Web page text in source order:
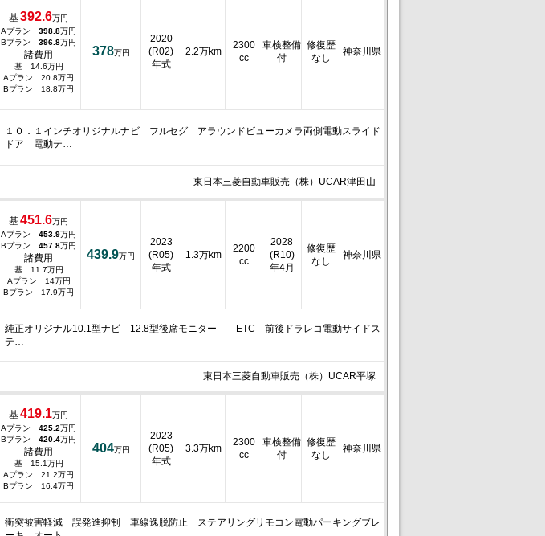
基392.6万円
Aプラン 398.8万円
Bプラン 396.8万円
諸費用
基 14.6万円
Aプラン 20.8万円
Bプラン 18.8万円
378万円
2020
(R02)
年式
2.2万km
2300
cc
車検整備
付
修復歴
なし
神奈川県
１０．１インチオリジナルナビ フルセグ アラウンドビューカメラ両側電動スライド
ドア 電動テ…
東日本三菱自動車販売（株）UCAR津田山
基451.6万円
Aプラン 453.9万円
Bプラン 457.8万円
諸費用
基 11.7万円
Aプラン 14万円
Bプラン 17.9万円
439.9万円
2023
(R05)
年式
1.3万km
2200
cc
2028
(R10)
年4月
修復歴
なし
神奈川県
純正オリジナル10.1型ナビ 12.8型後席モニター ETC 前後ドラレコ電動サイドス
テ…
東日本三菱自動車販売（株）UCAR平塚
基419.1万円
Aプラン 425.2万円
Bプラン 420.4万円
諸費用
基 15.1万円
Aプラン 21.2万円
Bプラン 16.4万円
404万円
2023
(R05)
年式
3.3万km
2300
cc
車検整備
付
修復歴
なし
神奈川県
衝突被害軽減 誤発進抑制 車線逸脱防止 ステアリングリモコン電動パーキングブレ